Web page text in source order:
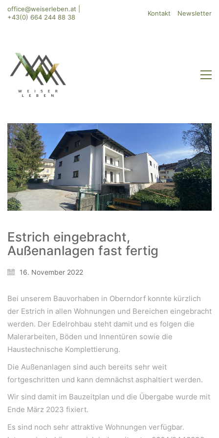
office@weiserleben.at
+43(0) 664 244 88 38
Kontakt Newsletter
Estrich eingebracht,
Außenanlagen fast fertig
16. November 2022
Bei unserem Bauvorhaben in Oberndorf konnte kürzlich
der Estrich in allen Wohnungen und Bereichen eingebracht
werden. Der Edelrohbau steht damit und es folgen die
Malerarbeiten, Böden und Innentüren sowie die
Haustechnische Komplettierung.
Die Außenanlagen sind auch bereits sehr weit
fortgeschritten und kann demnächst asphaltiert werden.
Wir sind damit im Bauzeitplan und die Übergabe wurde mit
Ende März 2023 fixiert.
Es sind noch sehr attraktive Wohnungen verfügbar.
Bergheimerstraße 45
A-5020 Salzburg
office@weiserleben.at
+43(0) 664 244 88 38
Wir schaffen Lebensräume, die die Außenwelt mit der
Innenwelt verbinden. Das Persönliche steht stets im
Vordergrund.
Kontakt
Newsletter
Impressum